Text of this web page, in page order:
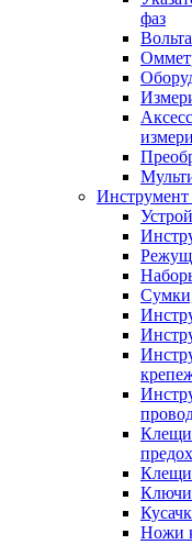
фаз
Инструмент
Клещи
Клещи
Ключи
Ножи